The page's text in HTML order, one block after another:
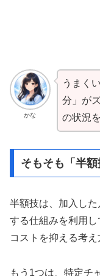
かな
うまく
分」が
の状況
そもそも「半
半額技は、加入し
する仕組みを利用
コストを抑える考え
もう1つは、特定チ